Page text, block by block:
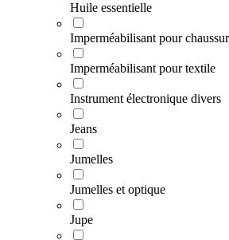
Huile essentielle
Imperméabilisant pour
Imperméabilisant pour textile
Instrument électronique divers
Jeans
Jumelles
Jumelles et optique
Jupe